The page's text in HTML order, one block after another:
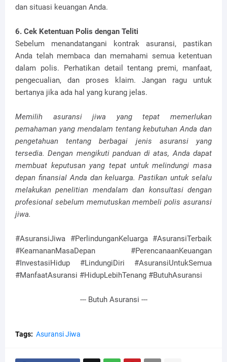
dan situasi keuangan Anda.
6. Cek Ketentuan Polis dengan Teliti
Sebelum menandatangani kontrak asuransi, pastikan
Anda telah membaca dan memahami semua ketentuan
dalam polis. Perhatikan detail tentang premi, manfaat,
pengecualian, dan proses klaim. Jangan ragu untuk
bertanya jika ada hal yang kurang jelas.
Memilih asuransi jiwa yang tepat memerlukan
pemahaman yang mendalam tentang kebutuhan Anda dan
pengetahuan tentang berbagai jenis asuransi yang
tersedia. Dengan mengikuti panduan di atas, Anda dapat
membuat keputusan yang tepat untuk melindungi masa
depan finansial Anda dan keluarga. Pastikan untuk selalu
melakukan penelitian mendalam dan konsultasi dengan
profesional sebelum memutuskan membeli polis asuransi
jiwa.
#AsuransiJiwa #PerlindunganKeluarga #AsuransiTerbaik
#KeamananMasaDepan #PerencanaanKeuangan
#InvestasiHidup #LindungiDiri #AsuransiUntukSemua
#ManfaatAsuransi #HidupLebihTenang #ButuhAsuransi
--- Butuh Asuransi ---
Tags: Asuransi Jiwa